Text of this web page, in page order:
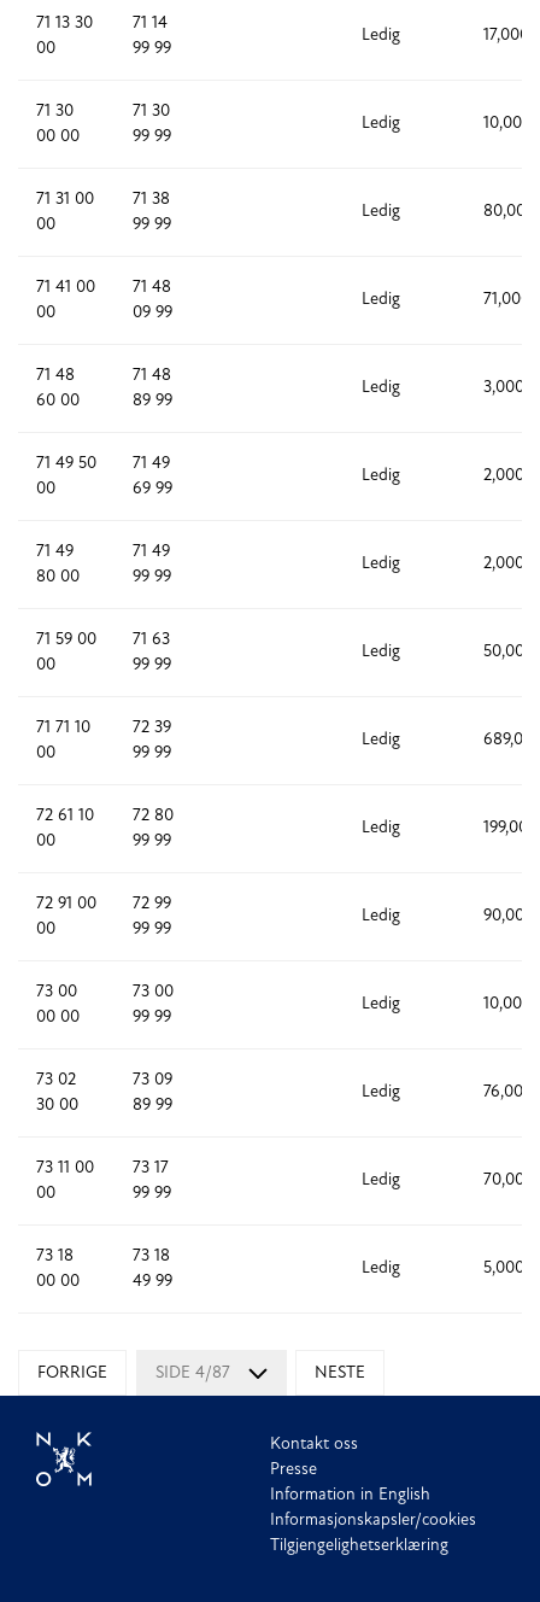
71 13 30
00
71 14
99 99
Ledig 17,000
71 30
00 00
71 30
99 99
Ledig 10,000
71 31 00
00
71 38
99 99
Ledig 80,000
71 41 00
00
71 48
09 99
Ledig 71,000
71 48
60 00
71 48
89 99
Ledig 3,000
71 49 50
00
71 49
69 99
Ledig 2,000
71 49
80 00
71 49
99 99
Ledig 2,000
71 59 00
00
71 63
99 99
Ledig 50,000
71 71 10
00
72 39
99 99
Ledig
72 61 10
00
72 80
99 99
Ledig 199,000
72 91 00
00
72 99
99 99
Ledig 90,000
73 00
00 00
73 00
99 99
Ledig 10,000
73 02
30 00
73 09
89 99
Ledig 76,000
73 11 00
00
73 17
99 99
Ledig 70,000
73 18
00 00
73 18
49 99
Ledig 5,000
FORRIGE SIDE 4/87 NESTE
Kontakt oss
Presse
Information in English
Informasjonskapsler/cookies
Tilgjengelighetserklæring